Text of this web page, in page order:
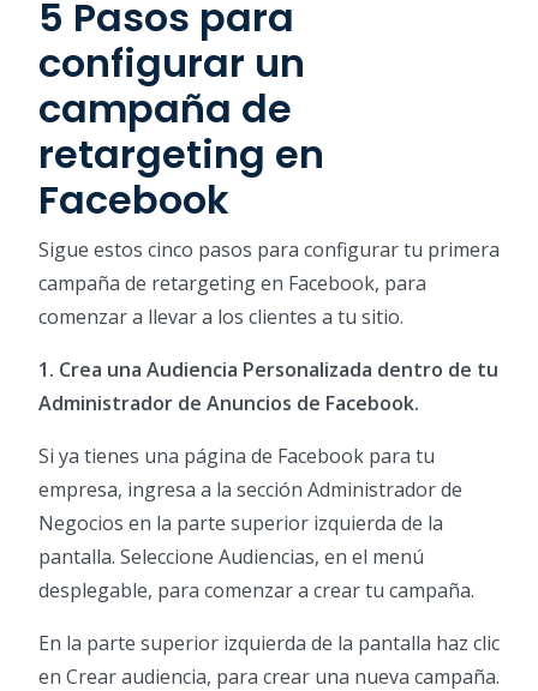
5 Pasos para
configurar un
campaña de
retargeting en
Facebook
Sigue estos cinco pasos para configurar tu primera
campaña de retargeting en Facebook, para
comenzar a llevar a los clientes a tu sitio.
1. Crea una Audiencia Personalizada dentro de tu
Administrador de Anuncios de Facebook.
Si ya tienes una página de Facebook para tu
empresa, ingresa a la sección Administrador de
Negocios en la parte superior izquierda de la
pantalla. Seleccione Audiencias, en el menú
desplegable, para comenzar a crear tu campaña.
En la parte superior izquierda de la pantalla haz clic
en Crear audiencia, para crear una nueva campaña.